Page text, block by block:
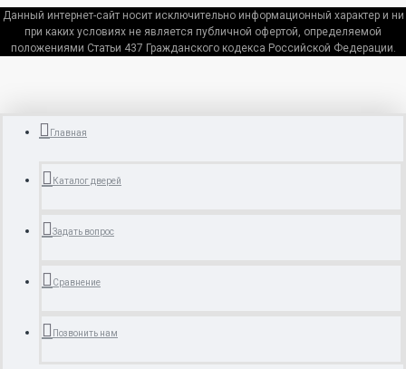
Данный интернет-сайт носит исключительно информационный характер и ни
при каких условиях не является публичной офертой, определяемой
положениями Статьи 437 Гражданского кодекса Российской Федерации.
Главная
Каталог дверей
Задать вопрос
Сравнение
Позвонить нам